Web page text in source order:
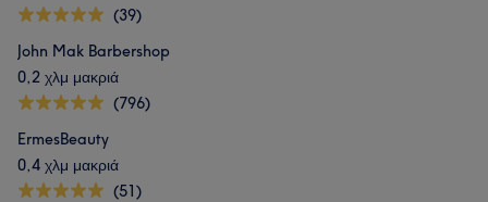
(39)
John Mak Barbershop
0,2 χλμ μακριά
(796)
ErmesBeauty
0,4 χλμ μακριά
(51)